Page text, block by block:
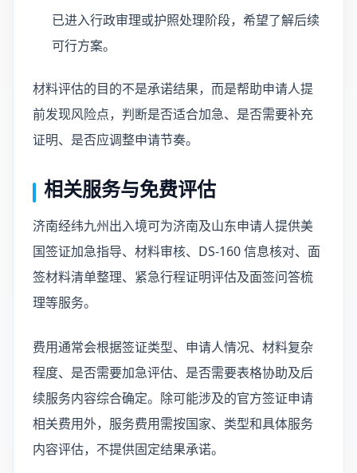
已进入行政审理或护照处理阶段，希望了解后续
可行方案。
材料评估的目的不是承诺结果，而是帮助申请人提
前发现风险点，判断是否适合加急、是否需要补充
证明、是否应调整申请节奏。
相关服务与免费评估
济南经纬九州出入境可为济南及山东申请人提供美
国签证加急指导、材料审核、DS-160 信息核对、面
签材料清单整理、紧急行程证明评估及面签问答梳
理等服务。
费用通常会根据签证类型、申请人情况、材料复杂
程度、是否需要加急评估、是否需要表格协助及后
续服务内容综合确定。除可能涉及的官方签证申请
相关费用外，服务费用需按国家、类型和具体服务
内容评估，不提供固定结果承诺。